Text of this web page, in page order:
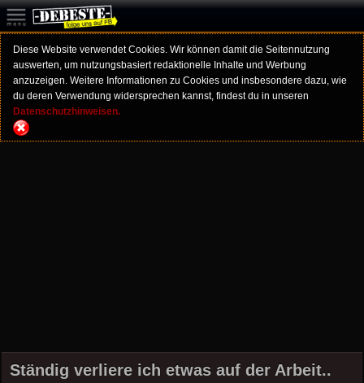
Diese Website verwendet Cookies. Wir können damit die Seitennutzung
auswerten, um nutzungsbasiert redaktionelle Inhalte und Werbung
anzuzeigen. Weitere Informationen zu Cookies und insbesondere dazu, wie
du deren Verwendung widersprechen kannst, findest du in unseren
Datenschutzhinweisen.
Ständig verliere ich etwas auf der Arbeit..